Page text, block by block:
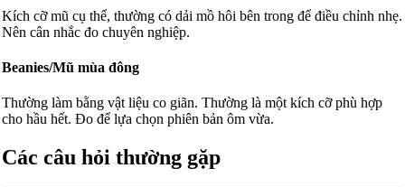
Kích cỡ mũ cụ thể, thường có dải mồ hôi bên trong để điều chỉnh nhẹ.
Nên cân nhắc đo chuyên nghiệp.
Beanies/Mũ mùa đông
Thường làm bằng vật liệu co giãn. Thường là một kích cỡ phù hợp
cho hầu hết. Đo để lựa chọn phiên bản ôm vừa.
Các câu hỏi thường gặp